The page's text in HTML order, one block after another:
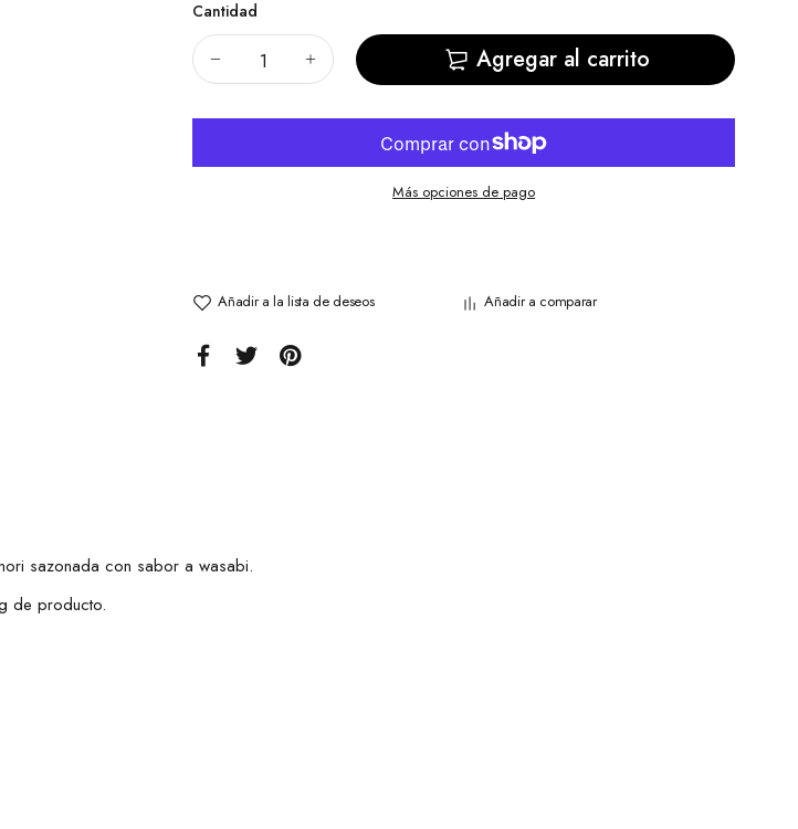
Cantidad
Agregar al carrito
Más opciones de pago
Añadir a la lista de deseos Añadir a comparar
sazonada con sabor a wasabi.
de producto.